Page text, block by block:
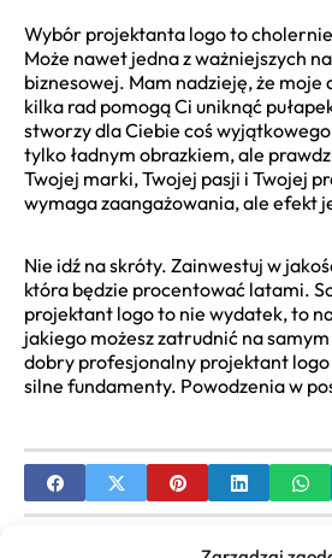
Wybór projektanta logo to
Może nawet jedna z ważniejszych
biznesowej. Mam nadzieję, że moje
kilka rad pomogą Ci uniknąć
stworzy dla Ciebie coś
tylko ładnym obrazkiem, ale
Twojej marki, Twojej pasji i Twojej
wymaga zaangażowania, ale efekt
Nie idź na skróty. Zainwestuj w
która będzie procentować latami.
projektant logo to nie wydatek, to
jakiego możesz zatrudnić na
dobry profesjonalny projektant logo
silne fundamenty. Powodzenia w